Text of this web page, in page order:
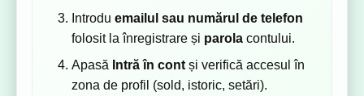
Introduemailul sau numărul de telefon
folosit la înregistrare și parola contului.
Apasă Intră în cont și verifică accesul în
zona de profil (sold, istoric, setări).